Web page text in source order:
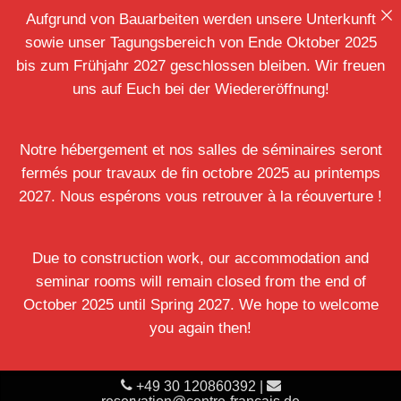
main
+49 30 120860392
Aufgrund von Bauarbeiten werden unsere Unterkunft
sowie unser Tagungsbereich von Ende Oktober 2025
bis zum Frühjahr 2027 geschlossen bleiben. Wir freuen
uns auf Euch bei der Wiedereröffnung!
Notre hébergement et nos salles de séminaires seront
fermés pour travaux de fin octobre 2025 au printemps
2027. Nous espérons vous retrouver à la réouverture !
Due to construction work, our accommodation and
seminar rooms will remain closed from the end of
October 2025 until Spring 2027. We hope to welcome
you again then!